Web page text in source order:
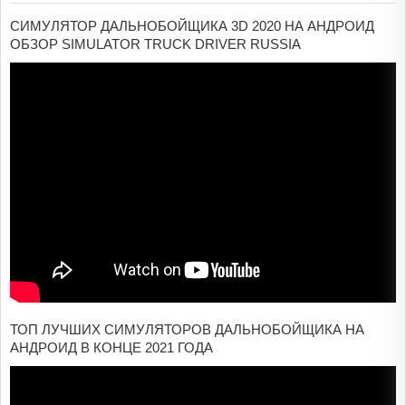
СИМУЛЯТОР ДАЛЬНОБОЙЩИКА 3D 2020 НА АНДРОИД
ОБЗОР SIMULATOR TRUCK DRIVER RUSSIA
ТОП ЛУЧШИХ СИМУЛЯТОРОВ ДАЛЬНОБОЙЩИКА НА
АНДРОИД В КОНЦЕ 2021 ГОДА